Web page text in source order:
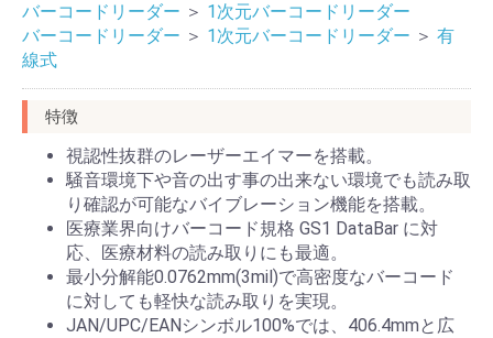
バーコードリーダー ＞ 1次元バーコードリーダー
バーコードリーダー ＞ 1次元バーコードリーダー ＞ 有
線式
特徴
視認性抜群のレーザーエイマーを搭載。
騒音環境下や音の出す事の出来ない環境でも読み取
り確認が可能なバイブレーション機能を搭載。
医療業界向けバーコード規格 GS1 DataBar に対
応、医療材料の読み取りにも最適。
最小分解能0.0762mm(3mil)で高密度なバーコード
に対しても軽快な読み取りを実現。
JAN/UPC/EANシンボル100%では、406.4mmと広